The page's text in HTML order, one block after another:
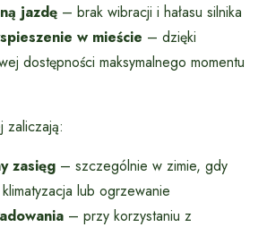
jazdę – brak wibracji i hałasu silnika
w mieście – dzięki
dostępności maksymalnego momentu
zaliczają:
zasięg – szczególnie w zimie, gdy
lub ogrzewanie
– przy korzystaniu z